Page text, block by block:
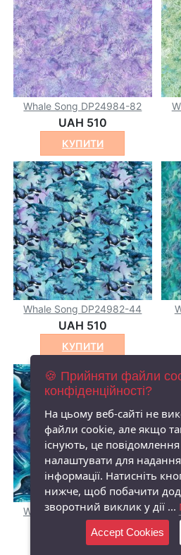
Whale Song DP24984-82
UAH 510
КУПИТИ
Whale Song DP24982-44
UAH 510
КУПИТИ
Whale Song DP24990-44
UAH 510
КУПИТИ
🍪 Прийняти файли
конфіденційності?
На цьому веб-сайті не
файли cookie, але якщо
існують, це
налаштувати для
інформації. Натисніть
нижче, щоб побачити
зворотний виклик у дії ...
Accept Cookies